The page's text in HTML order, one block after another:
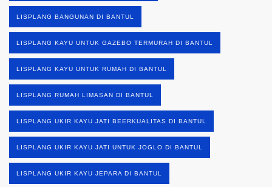
LISPLANG BANGUNAN DI BANTUL
LISPLANG KAYU UNTUK GAZEBO TERMURAH DI BANTUL
LISPLANG KAYU UNTUK RUMAH DI BANTUL
LISPLANG RUMAH LIMASAN DI BANTUL
LISPLANG UKIR KAYU JATI BEERKUALITAS DI BANTUL
LISPLANG UKIR KAYU JATI UNTUK JOGLO DI BANTUL
LISPLANG UKIR KAYU JEPARA DI BANTUL